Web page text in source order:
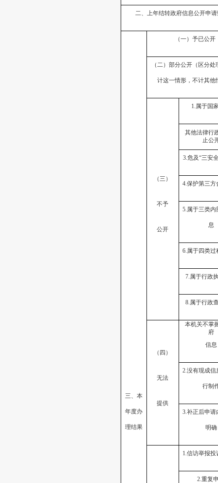
二、上年结转政府信息公开申
三、本
年度办
理结果
（一）予已公开
（二）部分公开（区分处
计这一情形，不计其他
（三）
不予
公开
1.属于国
其他法律行
止公
3.危及“三安
4.保护第三方
5.属于三类内
息
6.属于四类过
7.属于行政
8.属于行政
（四）
无法
提供
本机关不掌
府
信息
2.没有现成信
行制
3.补正后申请
明确
1.信访举报投
2.重复